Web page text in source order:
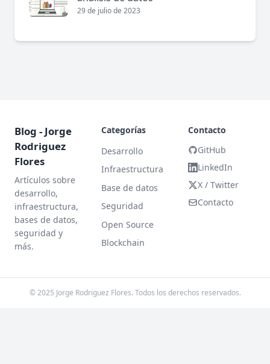
29 de julio de 2023
Blog - Jorge
Rodriguez
Flores
Artículos sobre
desarrollo,
infraestructura,
bases de datos,
seguridad y
más.
Categorías
Desarrollo
Infraestructura
Base de datos
Seguridad
Open Source
Blockchain
Contacto
GitHub
LinkedIn
X / Twitter
Contacto
© 2025 Jorge Rodriguez Flores. Todos los derechos reservados.